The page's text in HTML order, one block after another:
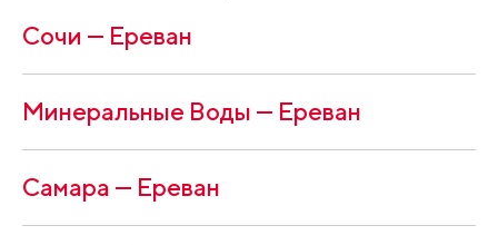
Сочи — Ереван
Минеральные Воды — Ереван
Самара — Ереван